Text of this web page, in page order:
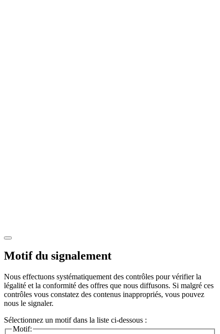
Motif du signalement
Nous effectuons systématiquement des contrôles pour vérifier la
légalité et la conformité des offres que nous diffusons. Si malgré ces
contrôles vous constatez des contenus inappropriés, vous pouvez
nous le signaler.
Sélectionnez un motif dans la liste ci-dessous :
Motif: